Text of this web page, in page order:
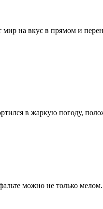
мир на вкус в прямом и
в жаркую погоду,
можно не только